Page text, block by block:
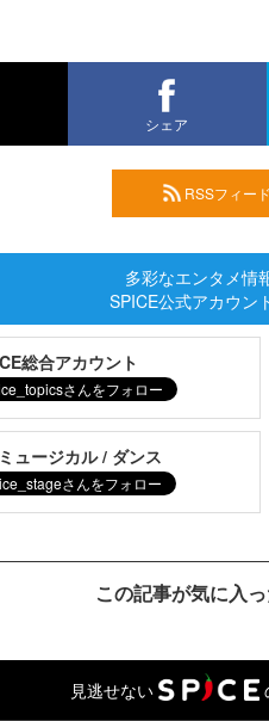
シェア
RSSフィー
多彩なエンタメ情
SPICE公式アカウン
総合アカウント
ュージカル / ダンス
この記事が気に入
見逃せない